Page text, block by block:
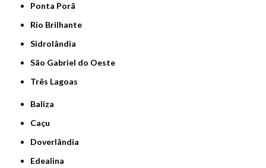
Ponta Porã
Rio Brilhante
Sidrolândia
São Gabriel do Oeste
Três Lagoas
Baliza
Caçu
Doverlândia
Edealina